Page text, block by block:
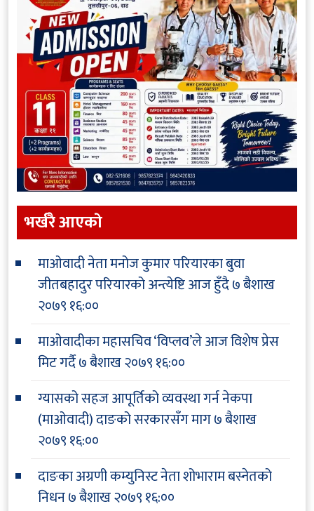
भर्खरै आएकाे
माओवादी नेता मनोज कुमार परियारका बुवा
जीतबहादुर परियारको अन्त्येष्टि आज हुँदै७ बैशाख
२०७९ १६:००
माओवादीका महासचिव ‘विप्लव’ले आज विशेष प्रेस
मिट गर्दै७ बैशाख २०७९ १६:००
ग्यासको सहज आपूर्तिको व्यवस्था गर्न नेकपा
(माओवादी) दाङको सरकारसँग माग७ बैशाख
२०७९ १६:००
दाङका अग्रणी कम्युनिस्ट नेता शोभाराम बस्नेतको
निधन७ बैशाख २०७९ १६:००